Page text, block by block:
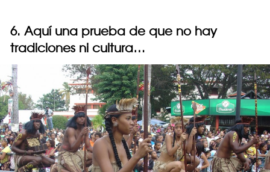
6. Aquí una prueba de que no hay
tradiciones ni cultura…